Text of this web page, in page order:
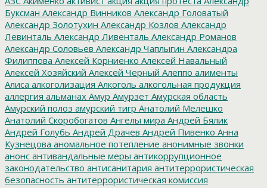
Буксман Александр Винников Александр Головатый
Александр Золотухин Александр Козлов Александр
Левинталь Александр Ливенталь Александр Романов
Александр Соловьев Александр Чаплыгин Александра
Филиппова Алексей Корниенко Алексей Навальный
Алексей Хозяйский Алексей Черный Алеппо алименты
Алиса алкоголизация Алкоголь алкогольная продукция
аллергия альманах Амур Амурзет Амурская область
Амурский полоз амурский тигр Анатолий Мелешко
Анатолий Скоробогатов Ангелы мира Андрей Бялик
Андрей Голубь Андрей Драчев Андрей Пивенко Анна
Кузнецова аномальное потепление анонимные звонки
анонс антивандальные меры антикоррупционное
законодательство антисанитария антитеррористическая
безопасность антитеррористическая комиссия